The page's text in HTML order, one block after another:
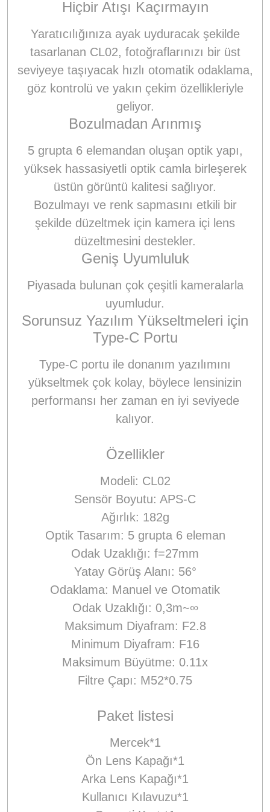
Hiçbir Atışı Kaçırmayın
Yaratıcılığınıza ayak uyduracak şekilde
tasarlanan CL02, fotoğraflarınızı bir üst
seviyeye taşıyacak hızlı otomatik odaklama,
göz kontrolü ve yakın çekim özellikleriyle
geliyor.
Bozulmadan Arınmış
5 grupta 6 elemandan oluşan optik yapı,
yüksek hassasiyetli optik camla birleşerek
üstün görüntü kalitesi sağlıyor.
Bozulmayı ve renk sapmasını etkili bir
şekilde düzeltmek için kamera içi lens
düzeltmesini destekler.
Geniş Uyumluluk
Piyasada bulunan çok çeşitli kameralarla
uyumludur.
Sorunsuz Yazılım Yükseltmeleri için
Type-C Portu
Type-C portu ile donanım yazılımını
yükseltmek çok kolay, böylece lensinizin
performansı her zaman en iyi seviyede
kalıyor.
Özellikler
Modeli: CL02
Sensör Boyutu: APS-C
Ağırlık: 182g
Optik Tasarım: 5 grupta 6 eleman
Odak Uzaklığı: f=27mm
Yatay Görüş Alanı: 56°
Odaklama: Manuel ve Otomatik
Odak Uzaklığı: 0,3m~∞
Maksimum Diyafram: F2.8
Minimum Diyafram: F16
Maksimum Büyütme: 0.11x
Filtre Çapı: M52*0.75
Paket listesi
Mercek*1
Ön Lens Kapağı*1
Arka Lens Kapağı*1
Kullanıcı Kılavuzu*1